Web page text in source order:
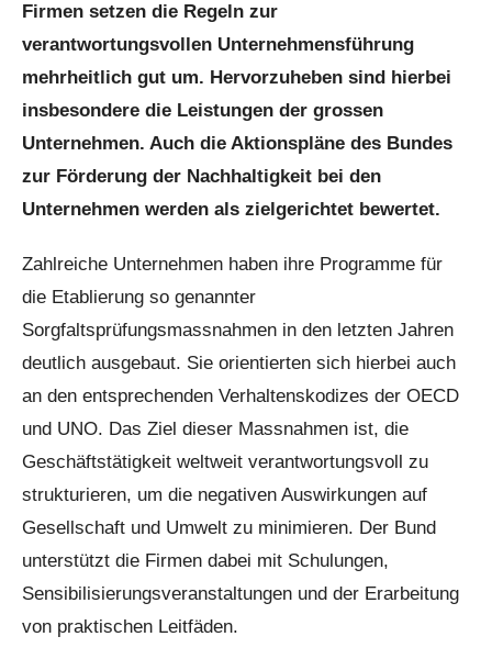
Firmen setzen die Regeln zur
verantwortungsvollen Unternehmensführung
mehrheitlich gut um. Hervorzuheben sind hierbei
insbesondere die Leistungen der grossen
Unternehmen. Auch die Aktionspläne des Bundes
zur Förderung der Nachhaltigkeit bei den
Unternehmen werden als zielgerichtet bewertet.
Zahlreiche Unternehmen haben ihre Programme für
die Etablierung so genannter
Sorgfaltsprüfungsmassnahmen in den letzten Jahren
deutlich ausgebaut. Sie orientierten sich hierbei auch
an den entsprechenden Verhaltenskodizes der OECD
und UNO. Das Ziel dieser Massnahmen ist, die
Geschäftstätigkeit weltweit verantwortungsvoll zu
strukturieren, um die negativen Auswirkungen auf
Gesellschaft und Umwelt zu minimieren. Der Bund
unterstützt die Firmen dabei mit Schulungen,
Sensibilisierungsveranstaltungen und der Erarbeitung
von praktischen Leitfäden.